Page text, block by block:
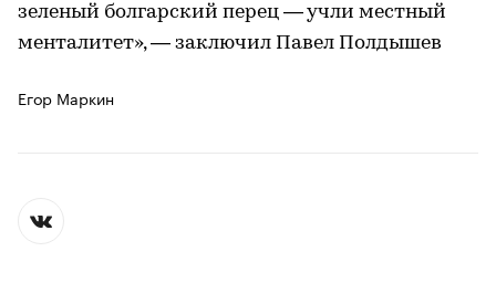
зеленый болгарский перец — учли местный
менталитет», — заключил Павел Полдышев
Егор Маркин